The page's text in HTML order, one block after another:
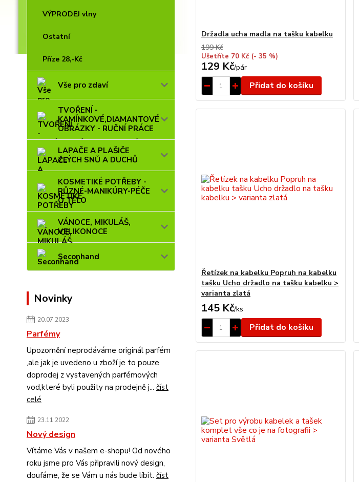
VÝPRODEJ vlny
Ostatní
Příze 28,-Kč
Vše pro zdaví
TVOŘENÍ -
KAMÍNKOVÉ,DIAMANTOVÉ
OBRÁZKY - RUČNÍ PRÁCE
LAPAČE A PLAŠIČE
ZLÝCH SNŮ A DUCHŮ
KOSMETIKÉ POTŘEBY -
RŮZNÉ-MANIKÚRY-PÉČE
O TĚLO
VÁNOCE, MIKULÁŠ,
VELIKONOCE
Seconhand
Novinky
20.07.2023
Parfémy
Upozornění neprodáváme originál parfém
,ale jak je uvedeno u zboží je to pouze
doprodej z vystavených parfémových
vod,které byli použity na prodejně j... číst
celé
23.11.2022
Nový design
Vítáme Vás v našem e-shopu! Od nového
roku jsme pro Vás připravili nový design,
doufáme, že se Vám u nás bude líbit. číst
Držadla ucha madla na tašku kabelku
199 Kč
Ušetříte 70 Kč (- 35 %)
129 Kč/pár
Přidat do košíku
Řetízek na kabelku Popruh na kabelku
tašku Ucho držadlo na tašku kabelku >
varianta zlatá
145 Kč/ks
Přidat do košíku